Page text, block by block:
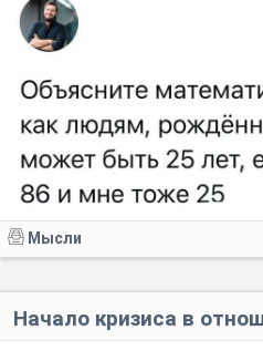
Мысли
Начало кризиса в